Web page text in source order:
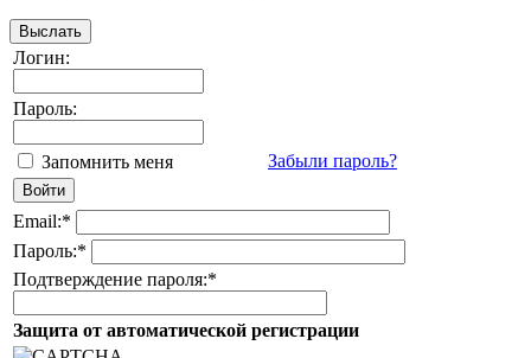
Логин:
Пароль:
Запомнить меня Забыли пароль?
Email:*
Пароль:*
Подтверждение пароля:*
Защита от автоматической регистрации